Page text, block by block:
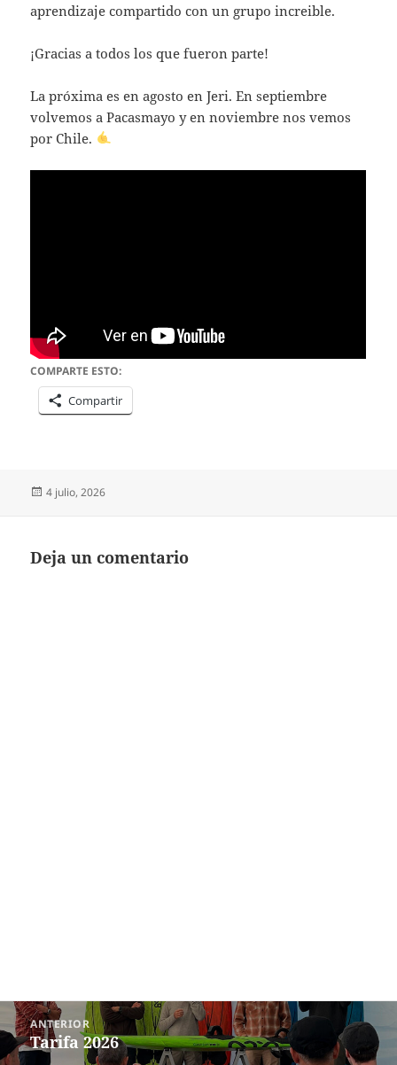
aprendizaje compartido con un grupo increible.
¡Gracias a todos los que fueron parte!
La próxima es en agosto en Jeri. En septiembre
volvemos a Pacasmayo y en noviembre nos vemos
por Chile.
COMPARTE ESTO:
Compartir
Publicado
4 julio, 2026
Deja un comentario
Navegación
de
entradas
ANTERIOR
Entrada
Tarifa 2026